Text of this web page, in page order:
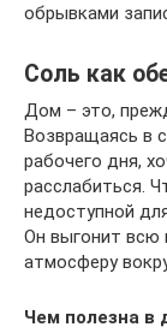
обрывками
Соль как
Дом – это,
Возвращаясь в
рабочего дня,
расслабиться.
недоступной
Он выгонит всю
атмосферу
Чем полезна в